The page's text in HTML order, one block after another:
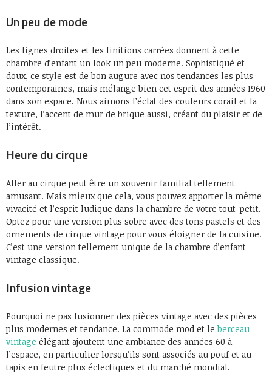
Un peu de mode
Les lignes droites et les finitions carrées donnent à cette
chambre d’enfant un look un peu moderne. Sophistiqué et
doux, ce style est de bon augure avec nos tendances les plus
contemporaines, mais mélange bien cet esprit des années 1960
dans son espace. Nous aimons l’éclat des couleurs corail et la
texture, l’accent de mur de brique aussi, créant du plaisir et de
l’intérêt.
Heure du cirque
Aller au cirque peut être un souvenir familial tellement
amusant. Mais mieux que cela, vous pouvez apporter la même
vivacité et l’esprit ludique dans la chambre de votre tout-petit.
Optez pour une version plus sobre avec des tons pastels et des
ornements de cirque vintage pour vous éloigner de la cuisine.
C’est une version tellement unique de la chambre d’enfant
vintage classique.
Infusion vintage
Pourquoi ne pas fusionner des pièces vintage avec des pièces
plus modernes et tendance. La commode mod et leberceau
vintage élégant ajoutent une ambiance des années 60 à
l’espace, en particulier lorsqu’ils sont associés au pouf et au
tapis en feutre plus éclectiques et du marché mondial.